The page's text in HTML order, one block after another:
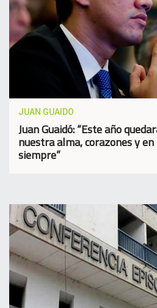
JUAN GUAIDO
Juan Guaidó: “Este año
nuestra alma, corazones y
siempre”